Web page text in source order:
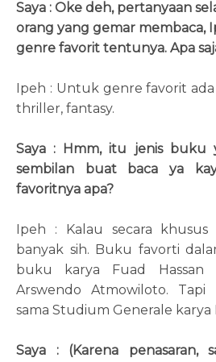
Saya : Oke deh, pertanyaan
orang yang gemar membaca,
genre favorit tentunya. Apa
Ipeh : Untuk genre favorit
thriller, fantasy.
Saya : Hmm, itu jenis buku
sembilan buat baca ya
favoritnya apa?
Ipeh : Kalau secara
banyak sih. Buku favorti
buku karya Fuad Hassan
Arswendo Atmowiloto. Tapi
sama Studium Generale karya
Saya : (Karena penasaran,